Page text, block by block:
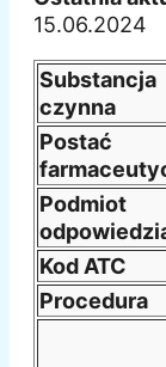
15.06.2024
Substancja
czynna
Postać
Podmiot
Kod ATC
Procedura